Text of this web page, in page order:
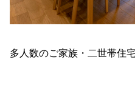
多人数のご家族・二世帯住